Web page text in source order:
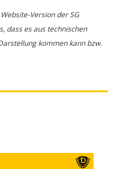
Version der SG
dass es aus technischen
kommen kann bzw.